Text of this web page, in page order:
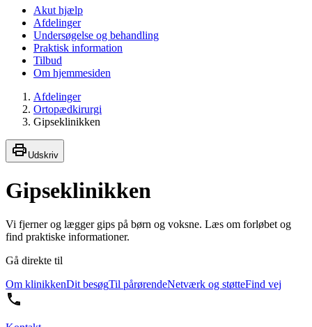
Akut hjælp
Afdelinger
Undersøgelse og behandling
Praktisk information
Tilbud
Om hjemmesiden
Afdelinger
Ortopædkirurgi
Gipseklinikken
Udskriv
Gipseklinikken
Vi fjerner og lægger gips på børn og voksne. Læs om forløbet og
find praktiske informationer.
Gå direkte til
Om klinikkenDit besøgTil pårørendeNetværk og støtteFind vej